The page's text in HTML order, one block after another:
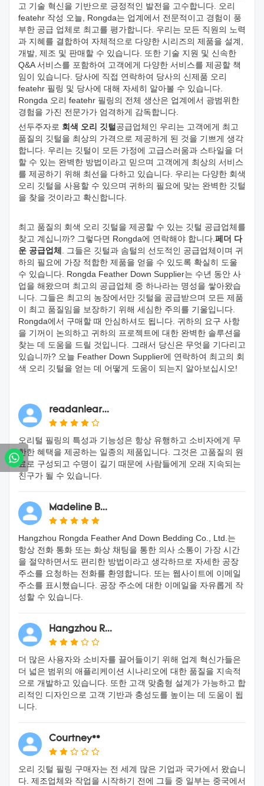
고 기술 혁신을 기반으로 긍정적인 발전을 고수합니다. 오리
featehr 작성 오늘, Rongda는 업계에서 전문적이고 경험이 풍
부한 공급 업체로 최고를 평가합니다. 우리는 모든 직원의 노력
과 지혜를 결합하여 자체적으로 다양한 시리즈의 제품을 설계,
개발, 제조 및 판매할 수 있습니다. 또한 기술 지원 및 신속한
Q&A 서비스를 포함하여 고객에게 다양한 서비스를 제공할 책
임이 있습니다. 당사에 직접 연락하여 당사의 신제품 오리
featehr 필링 및 당사에 대해 자세히 알아볼 수 있습니다.
Rongda 오리 featehr 필링의 전체 생산은 업계에서 광범위한
경험을 가진 전문가가 엄격하게 감독합니다.
선두주자로 회색 오리 깃털 공급업체인 우리는 고객에게 최고
품질의 깃털을 최상의 가격으로 제공하게 된 것을 기쁘게 생각
합니다. 우리는 깃털이 모든 가정에 고급스러움과 스타일을 더
할 수 있는 완벽한 방법이라고 믿으며 고객에게 최상의 서비스
를 제공하기 위해 최선을 다하고 있습니다. 우리는 다양한 회색
오리 깃털을 사용할 수 있으며 귀하의 필요에 맞는 완벽한 깃털
을 찾을 것이라고 확신합니다.
최고 품질의 회색 오리 깃털을 제공할 수 있는 깃털 공급업체를
찾고 계십니까? 그렇다면 Rongda에 연락해야 합니다. 페더 다
운 공급업체
. 그들은 깃털과 솜털의 선도적인 공급업체이며 귀
하의 필요에 가장 적합한 제품을 얻을 수 있도록 확실히 도울
수 있습니다. Rongda Feather Down Supplier는 수년 동안 사
업을 해왔으며 최고의 공급업체 중 하나라는 명성을 쌓아왔습
니다. 그들은 최고의 농장에서만 깃털을 공급받으며 모든 제품
이 최고 품질임을 보장하기 위해 세심한 주의를 기울입니다.
Rongda에서 구매할 때 안심하셔도 됩니다. 귀하의 요구 사항
을 기꺼이 논의하고 귀하의 프로젝트에 대한 완벽한 솔루션을
찾는 데 도움을 드릴 것입니다. 그래서 당신은 무엇을 기다리고
있습니까? 오늘 Feather Down Supplier에 연락하여 최고의 회
색 오리 깃털을 얻는 데 어떻게 도움이 되는지 알아보십시오!
readanlear...
오리털 필링의 특성과 기능성은 항상 유행하고 소비자에게 무
한한 혜택을 제공하는 일종의 제품입니다. 그것은 고품질의 원
료로 구성되고 수명이 길기 때문에 사람들에게 오래 지속되는
친구가 될 수 있습니다.
Madeline B...
Hangzhou Rongda Feather And Down Bedding Co., Ltd.는
항상 전화 통화 또는 화상 채팅을 통한 의사 소통이 가장 시간
을 절약하면서도 편리한 방법이라고 생각하므로 자세한 공장
주소를 요청하는 전화를 환영합니다. 또는 웹사이트에 이메일
주소를 표시했습니다. 공장 주소에 대한 이메일을 자유롭게 작
성할 수 있습니다.
Hangzhou R...
더 많은 사용자와 소비자를 끌어들이기 위해 업계 혁신가들은
더 넓은 범위의 애플리케이션 시나리오에 대한 품질을 지속적
으로 개발하고 있습니다. 또한 고객 맞춤형 설계가 가능하고 합
리적인 디자인으로 고객 기반과 충성도를 높이는 데 도움이 됩
니다.
Courtney**
오리 깃털 필링 구매자는 전 세계 많은 기업과 국가에서 왔습니
다. 제조업체와 작업을 시작하기 전에 그들 중 일부는 중국에서